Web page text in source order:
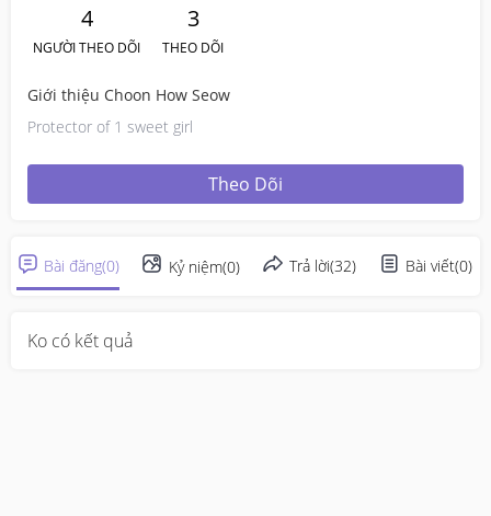
4
NGƯỜI THEO DÕI
3
THEO DÕI
Giới thiệu Choon How Seow
Protector of 1 sweet girl
Theo Dõi
Bài đăng(0) Kỷ niệm(0) Trả lời(32) Bài viết(0)
Ko có kết quả